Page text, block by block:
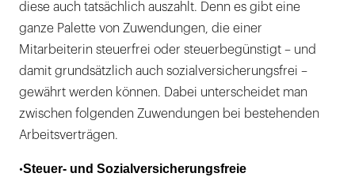
diese auch tatsächlich auszahlt. Denn es gibt eine
ganze Palette von Zuwendungen, die einer
Mitarbeiterin steuerfrei oder steuerbegünstigt – und
damit grundsätzlich auch sozialversicherungsfrei –
gewährt werden können. Dabei unterscheidet man
zwischen folgenden Zuwendungen bei bestehenden
Arbeitsverträgen.
•Steuer- und Sozialversicherungsfreie